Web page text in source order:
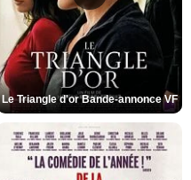
Le Triangle d'or Bande-annonce VF